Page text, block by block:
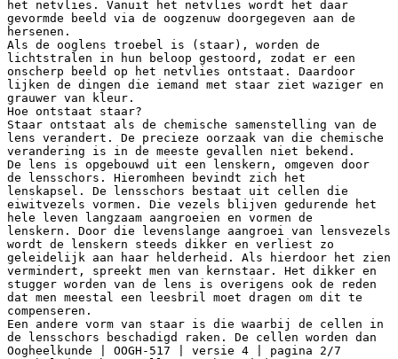
het netvlies. Vanuit het netvlies wordt het daar
gevormde beeld via de oogzenuw doorgegeven aan de
hersenen.
Als de ooglens troebel is (staar), worden de
lichtstralen in hun beloop gestoord, zodat er een
onscherp beeld op het netvlies ontstaat. Daardoor
lijken de dingen die iemand met staar ziet waziger en
grauwer van kleur.
Hoe ontstaat staar?
Staar ontstaat als de chemische samenstelling van de
lens verandert. De precieze oorzaak van die chemische
verandering is in de meeste gevallen niet bekend.
De lens is opgebouwd uit een lenskern, omgeven door
de lensschors. Hieromheen bevindt zich het
lenskapsel. De lensschors bestaat uit cellen die
eiwitvezels vormen. Die vezels blijven gedurende het
hele leven langzaam aangroeien en vormen de
lenskern. Door die levenslange aangroei van lensvezels
wordt de lenskern steeds dikker en verliest zo
geleidelijk aan haar helderheid. Als hierdoor het zien
vermindert, spreekt men van kernstaar. Het dikker en
stugger worden van de lens is overigens ook de reden
dat men meestal een leesbril moet dragen om dit te
compenseren.
Een andere vorm van staar is die waarbij de cellen in
de lensschors beschadigd raken. De cellen worden dan
Oogheelkunde | OOGH-517 | versie 4 | pagina 2/7